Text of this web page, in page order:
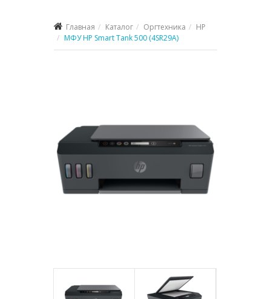
Главная Каталог Оргтехника
HP
МФУ HP Smart Tank 500 (4SR29A)